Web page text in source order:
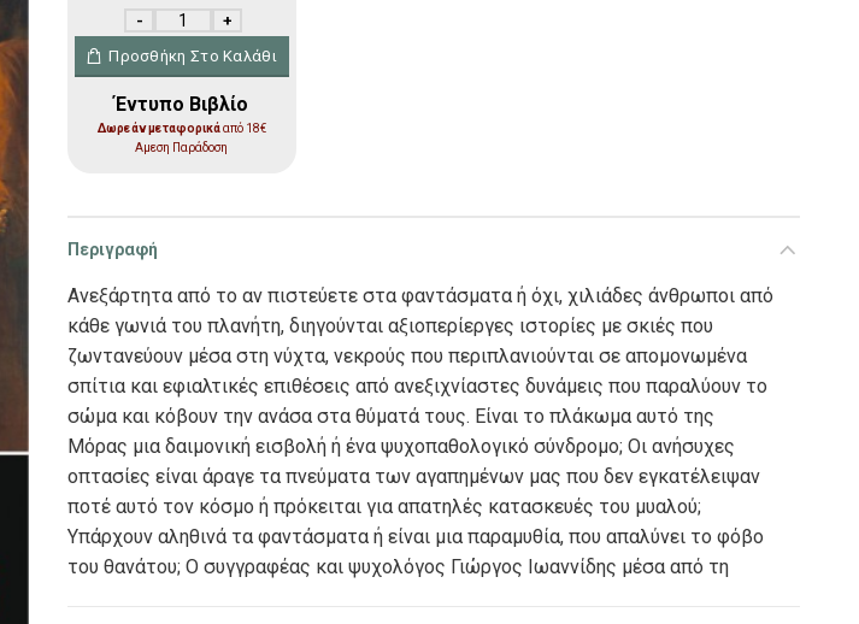
Ανήσυχες Σκιές ποσότητα
Προσθήκη Στο Καλάθι
Έντυπο Βιβλίο
Δωρεάν μεταφορικάαπό 18€
Αμεση Παράδοση
Περιγραφή
Ανεξάρτητα από το αν πιστεύετε στα φαντάσματα ή όχι, χιλιάδες άνθρωποι από
κάθε γωνιά του πλανήτη, διηγούνται αξιοπερίεργες ιστορίες με σκιές που
ζωντανεύουν μέσα στη νύχτα, νεκρούς που περιπλανιούνται σε απομονωμένα
σπίτια και εφιαλτικές επιθέσεις από ανεξιχνίαστες δυνάμεις που παραλύουν το
σώμα και κόβουν την ανάσα στα θύματά τους. Είναι το πλάκωμα αυτό της
Μόρας μια δαιμονική εισβολή ή ένα ψυχοπαθολογικό σύνδρομο; Οι ανήσυχες
οπτασίες είναι άραγε τα πνεύματα των αγαπημένων μας που δεν εγκατέλειψαν
ποτέ αυτό τον κόσμο ή πρόκειται για απατηλές κατασκευές του μυαλού;
Υπάρχουν αληθινά τα φαντάσματα ή είναι μια παραμυθία, που απαλύνει το φόβο
του θανάτου; Ο συγγραφέας και ψυχολόγος Γιώργος Ιωαννίδης μέσα από τη